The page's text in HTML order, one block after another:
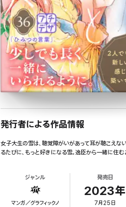
発行者による作品情報
女子大生の雪は、聴覚障がいがあって耳が聴こえな
るたびに、もっと好きになる雪。逸臣から一緒に
ジャンル
マンガ／グラフィックノ
発売日
2023年
7月25日